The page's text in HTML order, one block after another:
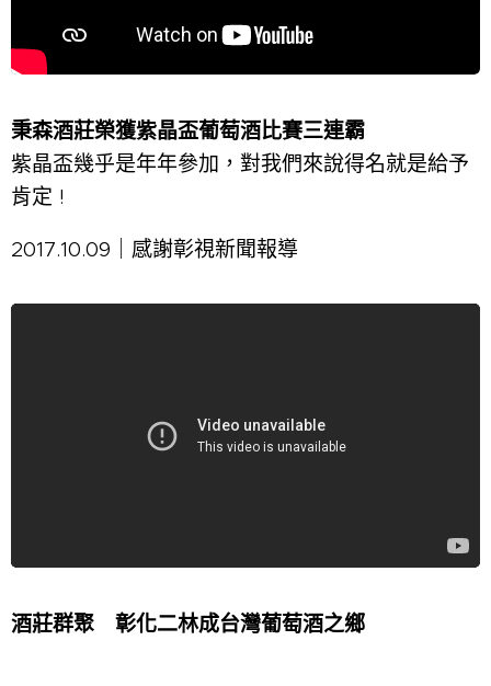
秉森酒莊榮獲紫晶盃葡萄酒比賽三連霸
紫晶盃幾乎是年年參加，對我們來說得名就是給予
肯定 !
2017.10.09｜感謝彰視新聞報導
酒莊群聚 彰化二林成台灣葡萄酒之鄉